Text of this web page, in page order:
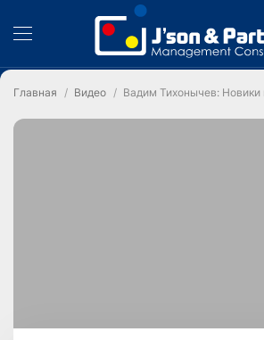
Главная Видео Вадим Тихонычев: Новики